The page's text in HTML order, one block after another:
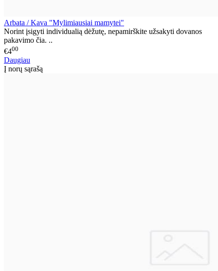
Arbata / Kava "Mylimiausiai mamytei"
Norint įsigyti individualią dėžutę, nepamirškite užsakyti dovanos
pakavimo čia. ..
€400
Daugiau
Į norų sąrašą